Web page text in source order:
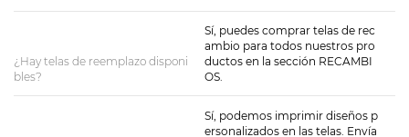
¿Hay telas de reemplazo disponi
bles?
Sí, puedes comprar telas de rec
ambio para todos nuestros pro
ductos en la sección RECAMBI
OS.
Sí, podemos imprimir diseños p
ersonalizados en las telas. Envía